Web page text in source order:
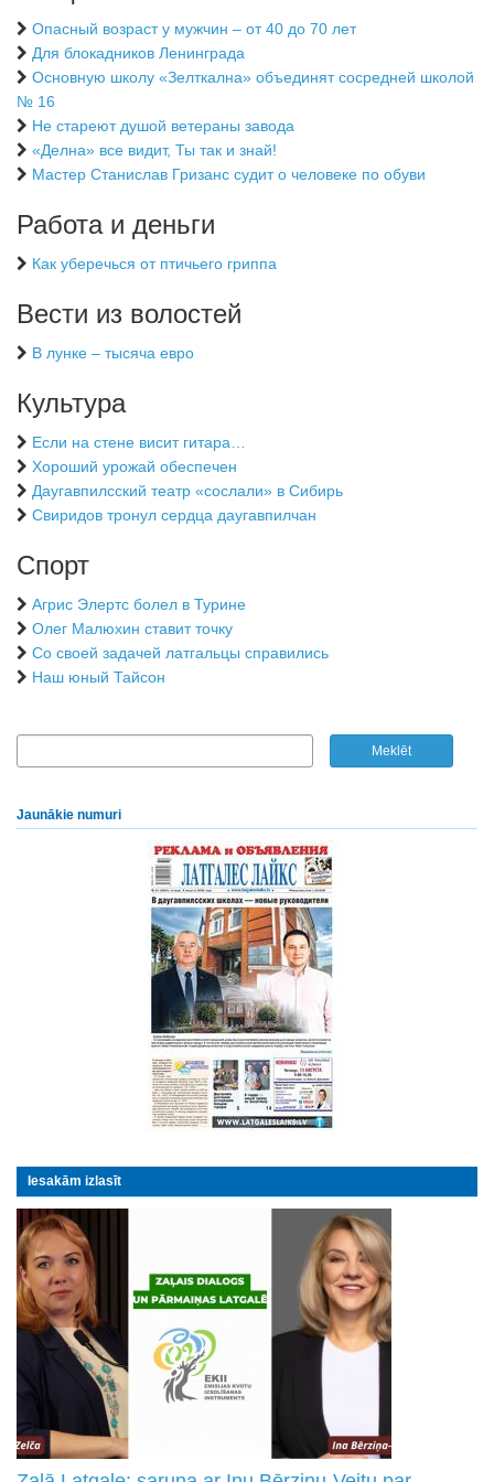
Опасный возраст у мужчин – от 40 до 70 лет
Для блокадников Ленинграда
Основную школу «Зелткална» объединят сосредней школой
№ 16
Не стареют душой ветераны завода
«Делна» все видит, Ты так и знай!
Мастер Станислав Гризанс судит о человеке по обуви
Работа и деньги
Как уберечься от птичьего гриппа
Вести из волостей
В лунке – тысяча евро
Культура
Если на стене висит гитара…
Хороший урожай обеспечен
Даугавпилсский театр «сослали» в Сибирь
Свиридов тронул сердца даугавпилчан
Спорт
Агрис Элертс болел в Турине
Олег Малюхин ставит точку
Со своей задачей латгальцы справились
Наш юный Тайсон
Jaunākie numuri
Iesakām izlasīt